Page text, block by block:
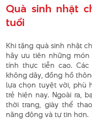
Quà sinh nhật
tuổi
Khi tặng quà sinh nhật
hãy ưu tiên những
tính thực tiễn cao.
không dây, đồng hồ
lựa chọn tuyệt vời, phù
trẻ hiện nay. Ngoài ra,
thời trang, giày thể
năng động và tự tin hơn.